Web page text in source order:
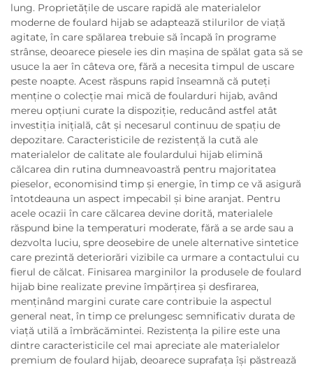
lung. Proprietățile de uscare rapidă ale materialelor
moderne de foulard hijab se adaptează stilurilor de viață
agitate, în care spălarea trebuie să încapă în programe
strânse, deoarece piesele ies din mașina de spălat gata să se
usuce la aer în câteva ore, fără a necesita timpul de uscare
peste noapte. Acest răspuns rapid înseamnă că puteți
menține o colecție mai mică de foularduri hijab, având
mereu opțiuni curate la dispoziție, reducând astfel atât
investiția inițială, cât și necesarul continuu de spațiu de
depozitare. Caracteristicile de rezistență la cută ale
materialelor de calitate ale foulardului hijab elimină
călcarea din rutina dumneavoastră pentru majoritatea
pieselor, economisind timp și energie, în timp ce vă asigură
întotdeauna un aspect impecabil și bine aranjat. Pentru
acele ocazii în care călcarea devine dorită, materialele
răspund bine la temperaturi moderate, fără a se arde sau a
dezvolta luciu, spre deosebire de unele alternative sintetice
care prezintă deteriorări vizibile ca urmare a contactului cu
fierul de călcat. Finisarea marginilor la produsele de foulard
hijab bine realizate previne împărțirea și desfirarea,
menținând margini curate care contribuie la aspectul
general neat, în timp ce prelungesc semnificativ durata de
viață utilă a îmbrăcămintei. Rezistența la pilire este una
dintre caracteristicile cel mai apreciate ale materialelor
premium de foulard hijab, deoarece suprafața își păstrează